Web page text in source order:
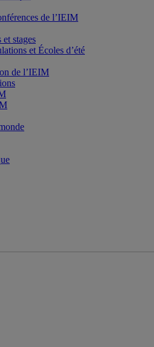
de l’IEIM
stages
et Écoles d’été
de l’IEIM